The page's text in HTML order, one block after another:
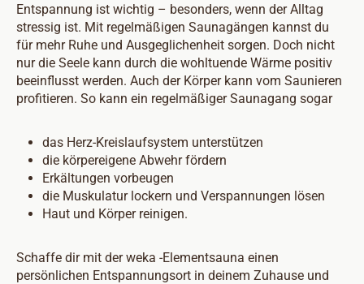
Entspannung ist wichtig – besonders, wenn der Alltag
stressig ist. Mit regelmäßigen Saunagängen kannst du
für mehr Ruhe und Ausgeglichenheit sorgen. Doch nicht
nur die Seele kann durch die wohltuende Wärme positiv
beeinflusst werden. Auch der Körper kann vom Saunieren
profitieren. So kann ein regelmäßiger Saunagang sogar
das Herz-Kreislaufsystem unterstützen
die körpereigene Abwehr fördern
Erkältungen vorbeugen
die Muskulatur lockern und Verspannungen lösen
Haut und Körper reinigen.
Schaffe dir mit der weka -Elementsauna einen
persönlichen Entspannungsort in deinem Zuhause und